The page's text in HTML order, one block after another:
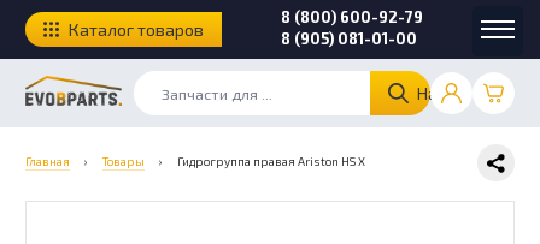
Найти
8 (800) 600-92-79
8 (905) 081-01-00
Каталог товаров
Главная › Товары › Гидрогруппа правая Ariston HS X